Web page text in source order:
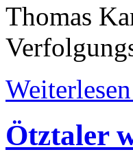
Thomas
Ötztaler